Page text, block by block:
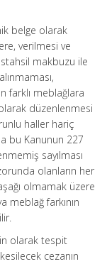
belge olarak
verilmesi ve
makbuzu ile
farklı meblağlara
düzenlenmesi
haller hariç
bu Kanunun 227
sayılması
olanların her
olmamak üzere
meblağ farkının
olarak tespit
cezanın